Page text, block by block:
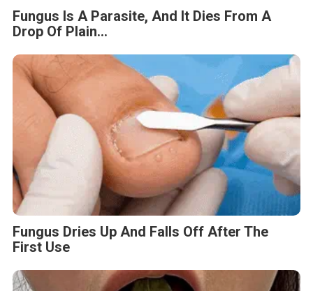
Fungus Is A Parasite, And It Dies From A
Drop Of Plain...
Fungus Dries Up And Falls Off After The
First Use